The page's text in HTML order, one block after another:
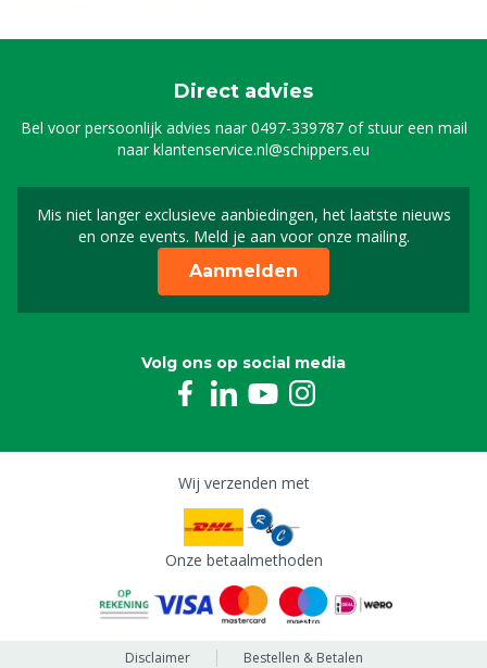
Direct advies
Bel voor persoonlijk advies naar0497-339787of stuur een mail
naarklantenservice.nl@schippers.eu
Mis niet langer exclusieve aanbiedingen, het laatste nieuws
en onze events. Meld je aan voor onze mailing.
Schrijf je in voor onze
Aanmelden
Volg ons op social media
Wij verzenden met
Onze betaalmethoden
Disclaimer Bestellen & Betalen